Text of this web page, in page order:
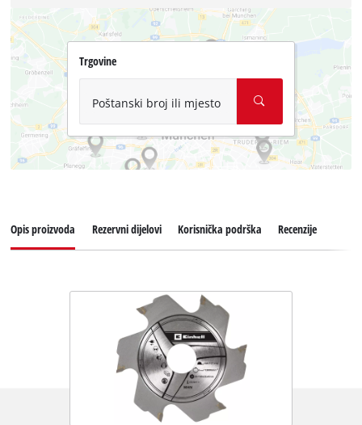
Trgovine
Poštanski broj ili mjesto
Opis proizvoda Rezervni dijelovi Korisnička podrška Recenzije